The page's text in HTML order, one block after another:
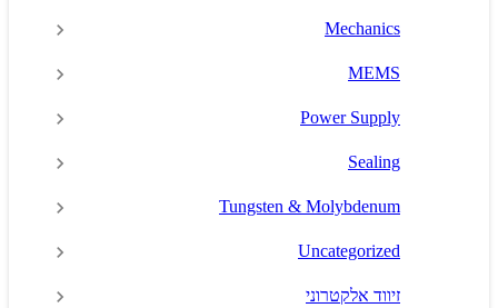
Mechanics
MEMS
Power Supply
Sealing
Tungsten & Molybdenum
Uncategorized
זיווד אלקטרוני